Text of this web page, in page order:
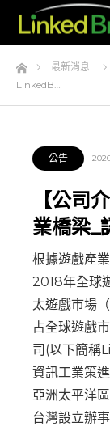
Home最新消息
LinkedB…
公告
【公司
業橋梁
根據遊戲產
2018年全球
太遊戲市場
占全球遊戲
司(以下簡稱
資訊工業策
亞洲太平洋
台灣設立辦